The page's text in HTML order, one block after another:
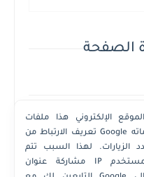
الصفحة
Powered by
الإلكتروني هذا ملفات
تعريف الارتباط من Google لتقديم خدماته
الزيارات. لهذا السبب تتم
مشاركة عنوان IP ووكيل المستخدم